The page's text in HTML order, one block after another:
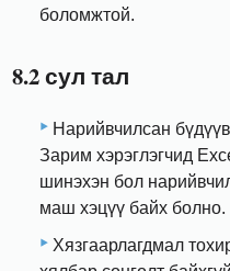
боломжтой.
8.2 сул тал
Нарийвчилсан
Зарим хэрэглэгчид
шинэхэн бол
маш хэцүү байх болно.
Хязгаарлагдмал